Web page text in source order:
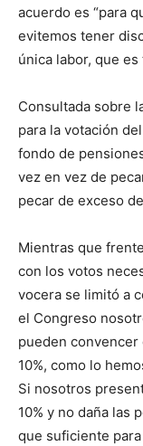
acuerdo es “para
evitemos tener
única labor, que
Consultada sobre
para la votación
fondo de
vez en vez de
pecar de exceso
Mientras que
con los votos
vocera se limitó a
el Congreso
pueden
10%, como lo
Si nosotros
10% y no daña las
que suficiente